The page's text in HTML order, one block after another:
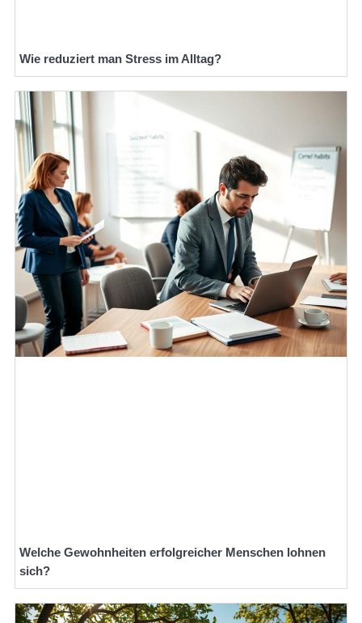
Wie reduziert man Stress im Alltag?
Welche Gewohnheiten erfolgreicher Menschen lohnen
sich?